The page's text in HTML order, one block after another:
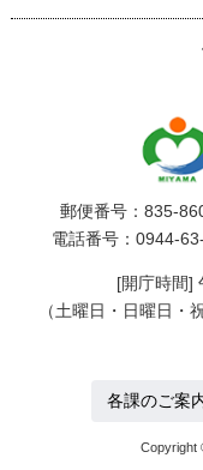
郵便番号：835-
電話番号：0944-
[開庁時間]
（土曜日・日曜日・
各課のご案
Copyright